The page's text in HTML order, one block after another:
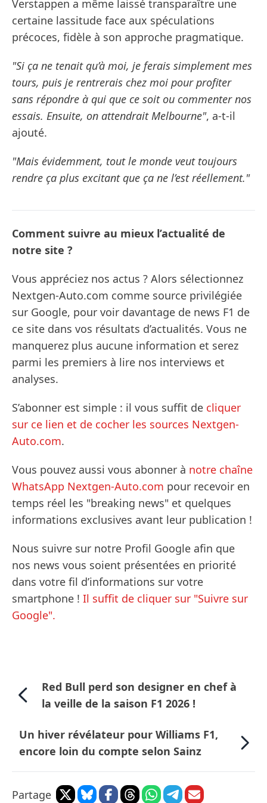
Verstappen a même laissé transparaître une
certaine lassitude face aux spéculations
précoces, fidèle à son approche pragmatique.
"Si ça ne tenait qu’à moi, je ferais simplement mes
tours, puis je rentrerais chez moi pour profiter
sans répondre à qui que ce soit ou commenter nos
essais. Ensuite, on attendrait Melbourne", a-t-il
ajouté.
"Mais évidemment, tout le monde veut toujours
rendre ça plus excitant que ça ne l’est réellement."
Comment suivre au mieux l’actualité de
notre site ?
Vous appréciez nos actus ? Alors sélectionnez
Nextgen-Auto.com comme source privilégiée
sur Google, pour voir davantage de news F1 de
ce site dans vos résultats d’actualités. Vous ne
manquerez plus aucune information et serez
parmi les premiers à lire nos interviews et
analyses.
S’abonner est simple : il vous suffit de cliquer
sur ce lien et de cocher les sources Nextgen-
Auto.com.
Vous pouvez aussi vous abonner à notre chaîne
WhatsApp Nextgen-Auto.com pour recevoir en
temps réel les "breaking news" et quelques
informations exclusives avant leur publication !
Nous suivre sur notre Profil Google afin que
nos news vous soient présentées en priorité
dans votre fil d’informations sur votre
smartphone ! Il suffit de cliquer sur "Suivre sur
Google".
Red Bull perd son designer en chef à
la veille de la saison F1 2026 !
Un hiver révélateur pour Williams F1,
encore loin du compte selon Sainz
Partage